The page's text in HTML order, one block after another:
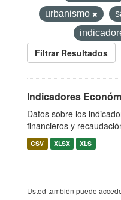
urbanismo
Filtrar Resultados
Indicadores
Datos sobre los
financieros y
CSV XLSX XLS
Usted también puede